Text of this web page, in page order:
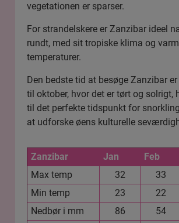
vegetationen er sparser.
For strandelskere er Zanzibar ideel
rundt, med sit tropiske klima og
temperaturer.
Den bedste tid at besøge Zanzibar
til oktober, hvor det er tørt og solrigt,
til det perfekte tidspunkt for
at udforske øens kulturelle
Zanzibar Jan Feb
Max temp
32 33
Min temp
23 22
Nedbør i mm
86 54